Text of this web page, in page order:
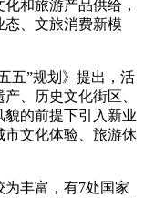
和旅游产品供给，
态、文旅消费新模
五”规划》提出，活
、历史文化街区、
的前提下引入新业
市文化体验、旅游休
丰富，有7处国家